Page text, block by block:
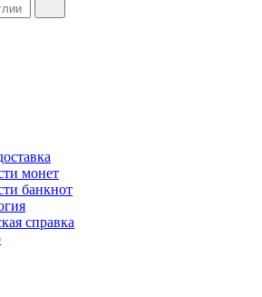
монет
банкнот
справка